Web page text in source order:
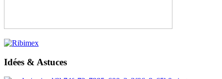
Idées & Astuces